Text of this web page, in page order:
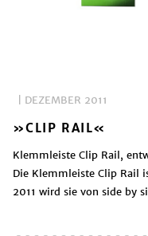
| DEZEMBER 2011
»CLIP RAIL«
Klemmleiste Clip Rail,
Die Klemmleiste Clip Rail
2011 wird sie von side by